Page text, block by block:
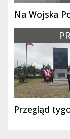
Na Wojska
Przegląd